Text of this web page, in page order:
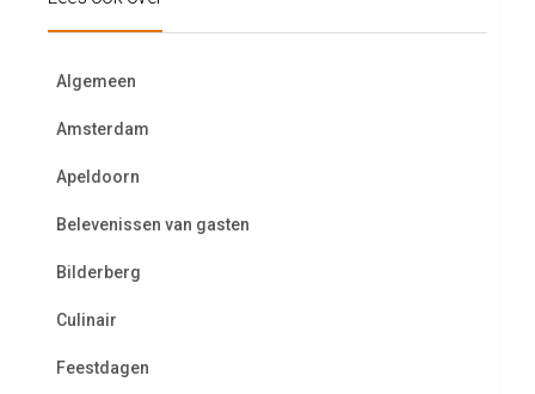
Algemeen
Amsterdam
Apeldoorn
Belevenissen van gasten
Bilderberg
Culinair
Feestdagen